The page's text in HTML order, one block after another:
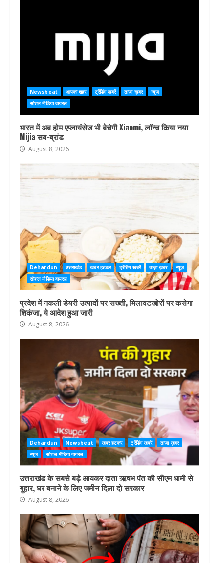
Newsbeat आपका शहर ट्रेंडिंग खबरें ताज़ा ख़बर
न्यूज़
सोशल मीडिया वायरल
भारत में अब होम एप्लायंसेज भी बेचेगी Xiaomi, लॉन्च किया नया
Mijia सब-ब्रांड
August 8, 2026
Dehardun उत्तराखंड खबर हटकर ट्रेंडिंग खबरें ताज़ा ख़बर
न्यूज़
सोशल मीडिया वायरल
प्रदेश में नकली डेयरी उत्पादों पर सख्ती, मिलावटखोरों पर कसेगा
शिकंजा, ये आदेश हुआ जारी
August 8, 2026
Dehardun Newsbeat खबर हटकर ट्रेंडिंग खबरें
ताज़ा ख़बर
न्यूज़
सोशल मीडिया वायरल
उत्तराखंड के सबसे बड़े आयकर दाता ऋषभ पंत की सीएम धामी से
गुहार, घर बनाने के लिए जमीन दिला दो सरकार
August 8, 2026